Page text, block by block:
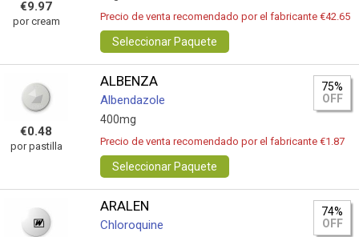
€9.97
por cream Precio de venta recomendado por el fabricante €42.65
Seleccionar Paquete
€0.48
por pastilla
ALBENZA
Albendazole
400mg
75%
OFF
Precio de venta recomendado por el fabricante €1.87
Seleccionar Paquete
ARALEN
Chloroquine
74%
OFF